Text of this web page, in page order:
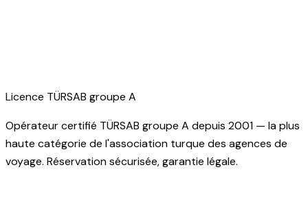
Licence TÜRSAB groupe A
Opérateur certifié TÜRSAB groupe A depuis 2001 — la plus
haute catégorie de l'association turque des agences de
voyage. Réservation sécurisée, garantie légale.